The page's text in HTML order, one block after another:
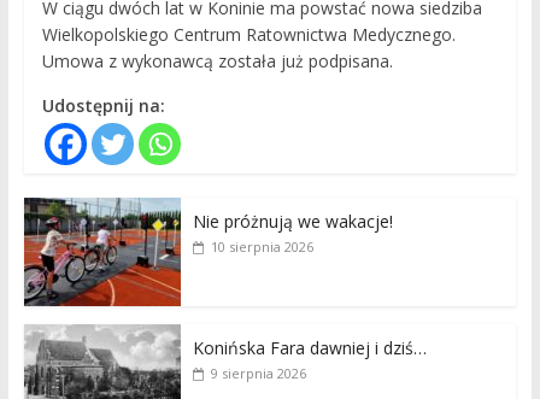
W ciągu dwóch lat w Koninie ma powstać nowa siedziba
Wielkopolskiego Centrum Ratownictwa Medycznego.
Umowa z wykonawcą została już podpisana.
Udostępnij na:
Nie próżnują we wakacje!
10 sierpnia 2026
Konińska Fara dawniej i dziś…
9 sierpnia 2026